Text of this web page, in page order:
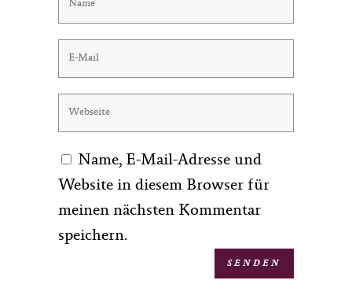
Name, E-Mail-Adresse und
Website in diesem Browser für
meinen nächsten Kommentar
speichern.